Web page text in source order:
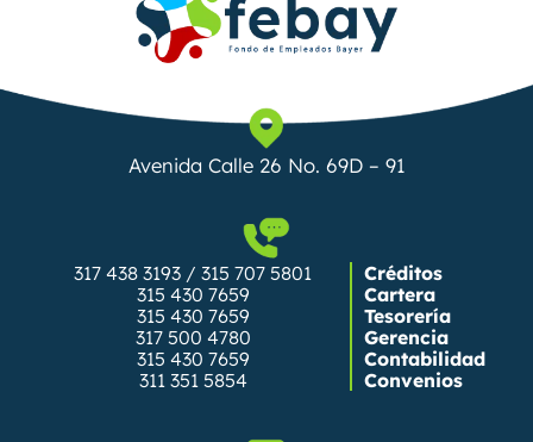
Avenida Calle 26 No. 69D – 91
317 438 3193 / 315 707 5801
Créditos
315 430 7659
Cartera
315 430 7659
Tesorería
317 500 4780
Gerencia
315 430 7659
Contabilidad
311 351 5854
Convenios